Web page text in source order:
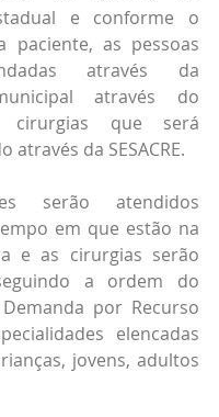
e conforme o
paciente, as pessoas
através da
através do
cirurgias que será
da SESACRE.
serão atendidos
em que estão na
e as cirurgias serão
a ordem do
por Recurso
elencadas
jovens, adultos